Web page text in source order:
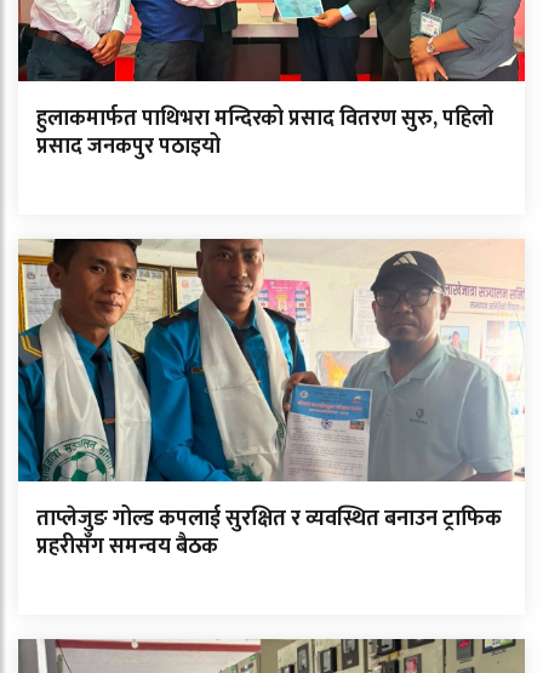
हुलाकमार्फत पाथिभरा मन्दिरको प्रसाद वितरण सुरु, पहिलो
प्रसाद जनकपुर पठाइयो
ताप्लेजुङ गोल्ड कपलाई सुरक्षित र व्यवस्थित बनाउन ट्राफिक
प्रहरीसँग समन्वय बैठक